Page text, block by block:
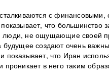
с
что
не ощущающие своей
создают очень
показывает, что Иран
проникает в него таким